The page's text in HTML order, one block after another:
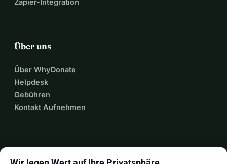
Über uns
Über WhyDonate
Helpdesk
Gebühren
Kontakt Aufnehmen